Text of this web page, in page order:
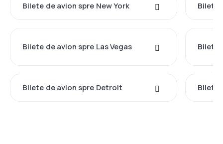
Bilete de avion spre New York Bilete
Bilete de avion spre Las Vegas Bilete
Bilete de avion spre Detroit Bilete